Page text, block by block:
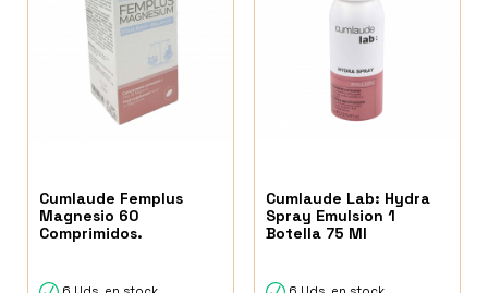
Cumlaude Femplus
Magnesio 60
Comprimidos.
Cumlaude Lab: Hydra
Spray Emulsion 1
Botella 75 Ml